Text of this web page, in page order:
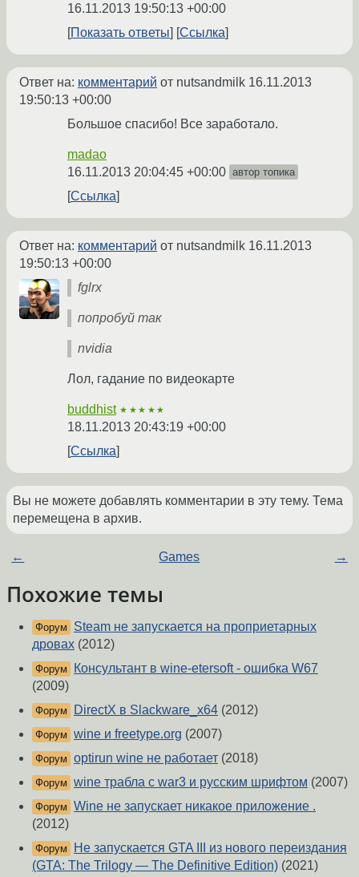
16.11.2013 19:50:13 +00:00
Показать ответы
Ссылка
Ответ на: комментарий от nutsandmilk 16.11.2013
19:50:13 +00:00
Большое спасибо! Все заработало.
madao
16.11.2013 20:04:45 +00:00 автор топика
Ссылка
Ответ на: комментарий от nutsandmilk 16.11.2013
19:50:13 +00:00
fglrx
попробуй так
nvidia
Лол, гадание по видеокарте
buddhist ★★★★★
18.11.2013 20:43:19 +00:00
Ссылка
Вы не можете добавлять комментарии в эту тему. Тема
перемещена в архив.
← Games →
Похожие темы
Форум
Steam не запускается на проприетарных
дровах (2012)
Форум
Консультант в wine-etersoft - ошибка W67
(2009)
Форум DirectX в Slackware_x64 (2012)
Форум wine и freetype.org (2007)
Форум optirun wine не работает (2018)
Форум wine трабла с war3 и русским шрифтом (2007)
Форум Wine не запускает никакое приложение .
(2012)
Форум
Не запускается GTA III из нового переиздания
(GTA: The Trilogy — The Definitive Edition) (2021)